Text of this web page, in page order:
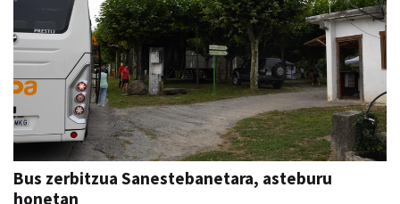
Bus zerbitzua Sanestebanetara, asteburu
honetan